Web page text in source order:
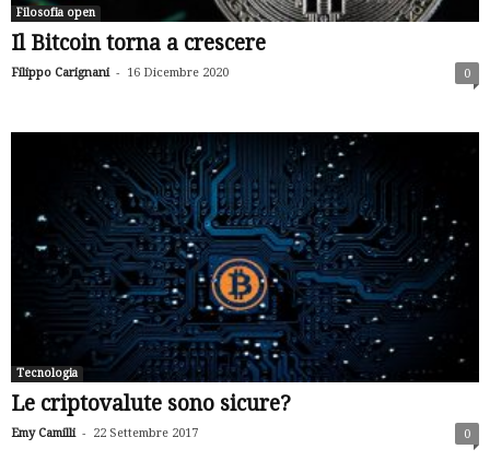
Filosofia open
Il Bitcoin torna a crescere
Filippo Carignani - 16 Dicembre 2020 0
Tecnologia
Le criptovalute sono sicure?
Emy Camilli - 22 Settembre 2017 0